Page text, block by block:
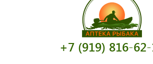
+7 (919) 816-